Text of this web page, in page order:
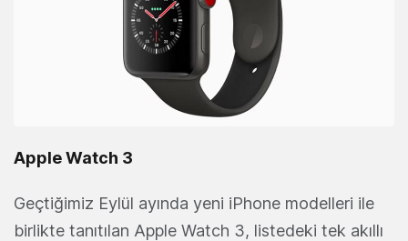
Apple Watch 3
Geçtiğimiz Eylül ayında yeni iPhone modelleri ile
birlikte tanıtılan Apple Watch 3, listedeki tek akıllı